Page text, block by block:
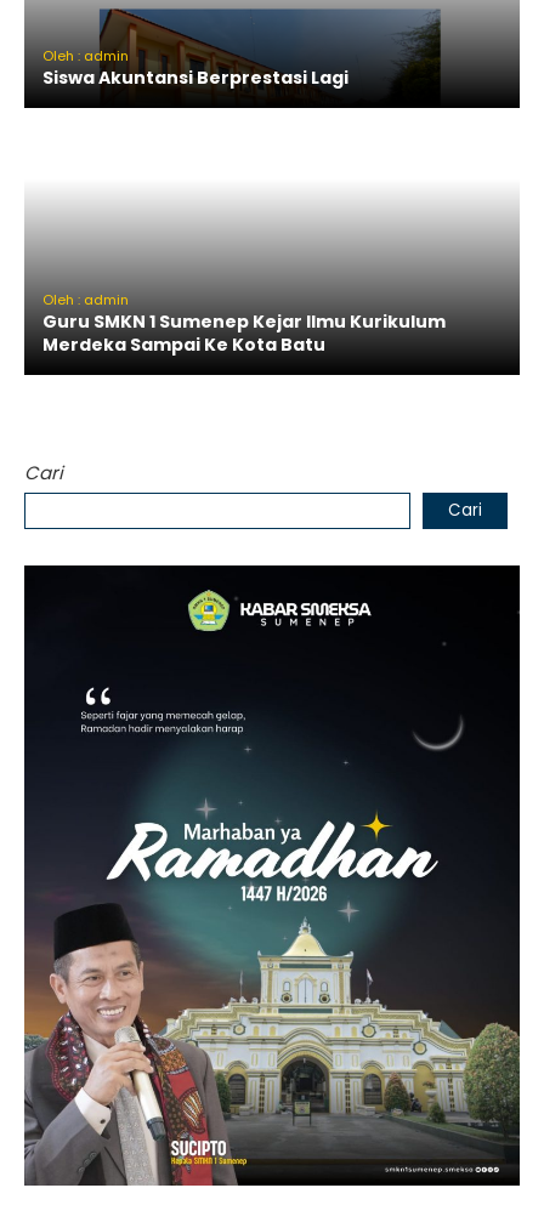
Oleh : admin
Siswa Akuntansi Berprestasi Lagi
Oleh : admin
Guru SMKN 1 Sumenep Kejar Ilmu Kurikulum
Merdeka Sampai Ke Kota Batu
Cari
Cari